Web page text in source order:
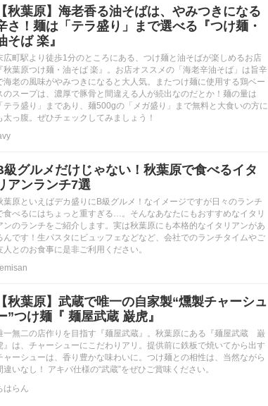
【秋葉原】海老香る油そばは、やみつきになる
さ！麺は「テラ盛り」まで選べる『つけ麺・
そば 楽』
広町駅より徒歩1分のところにある、つけ麺と油そばが楽しめるお店
『秋葉原つけ麺・油そば 楽』。お店オススメの「海老辛油そば」は旨辛
海老の風味がやみつきになると大人気。またつけ麺に使用する鶏ベー
のスープは、濃厚で豚骨と間違える人が続出なのだとか！麺の量は
「テラ盛り」まであり、麺500gの「メガ盛り」まで無料と大食いの方に
太っ腹。ぜひチェックしてみましょう！
級グルメだけじゃない！秋葉原で食べるイタ
アンランチ7選
葉原といえばデカ盛りにB級グルメ！なイメージですが日々のランチ
食べるにはちょっと重すぎる…。そんなあなたにもおすすめなイタリ
ンのランチをご紹介します。実は秋葉原にも本格的なイタリアンがあ
んです！生パスタにビュッフェなどなど、会社でのランチタイムやご
人とのお食事に是非ご利用ください。
【秋葉原】武蔵で唯一の自家製“燻製チャーシュ
”つけ麺『 麺屋武蔵 巌虎』
一無二の店作りを目指す『麺屋武蔵』。秋葉原にある『麺屋武蔵 巌
』は、チャーシューにこだわりアリ。提供前に鉄板で焼いてから出す
ャーシューは、香り豊かな味わいに。つけ麺との相性は、当然ながら
違いなし！ アキバ仕様の“武蔵”をぜひご賞味ください。
はらん